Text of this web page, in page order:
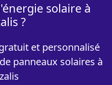
solaire à
?
et personnalisé
panneaux solaires à